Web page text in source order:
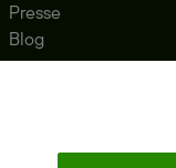
Presse
Blog